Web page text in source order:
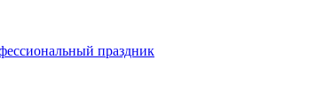
праздник